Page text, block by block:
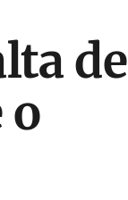
de
o